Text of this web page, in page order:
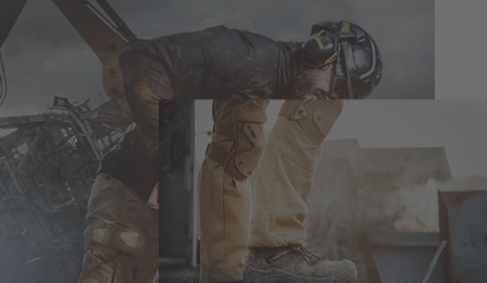
Heckel und Performance: zwei
Begriffe – eine Bedeutung.
Wer Sicherheitsschuhe von Heckel trägt,
der weiß, dass er zu jeder Zeit perfekt
geschützt ist, in jeder noch so extremen
Situation.
Bei der Qualität und Kontrolle unserer